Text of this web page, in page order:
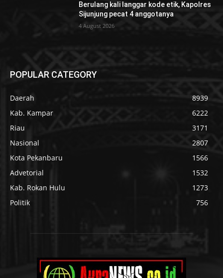
Berulang kali langgar kode etik, Kapolres
Sijunjung pecat 4 anggotanya
4 August 2026
POPULAR CATEGORY
Daerah
8939
Kab. Kampar
6222
Riau
3171
Nasional
2807
Kota Pekanbaru
1566
Advetorial
1532
Kab. Rokan Hulu
1273
Politik
756